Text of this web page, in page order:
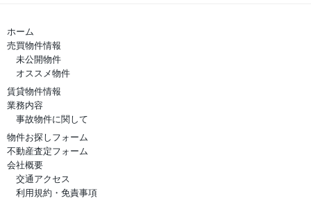
ホーム
売買物件情報
未公開物件
オススメ物件
賃貸物件情報
業務内容
事故物件に関して
物件お探しフォーム
不動産査定フォーム
会社概要
交通アクセス
利用規約・免責事項